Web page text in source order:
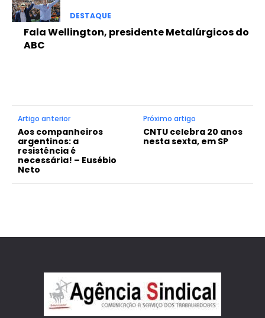
DESTAQUE
Fala Wellington, presidente Metalúrgicos do
ABC
Artigo anterior
Aos companheiros
argentinos: a
resistência é
necessária! – Eusébio
Neto
Próximo artigo
CNTU celebra 20 anos
nesta sexta, em SP